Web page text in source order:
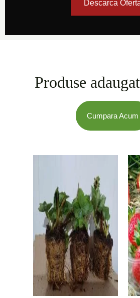
Descarca
Produse
Cumpara Acum